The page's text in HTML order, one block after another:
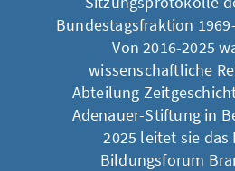
Bundestagsfraktion
Von 2016-2025
wissenschaftliche
Abteilung
Adenauer-Stiftung in
2025 leitet sie das
Bildungsforum